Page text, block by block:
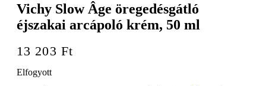
Vichy Slow Âge öregedésgátló
éjszakai arcápoló krém, 50 ml
13 203 Ft
Elfogyott